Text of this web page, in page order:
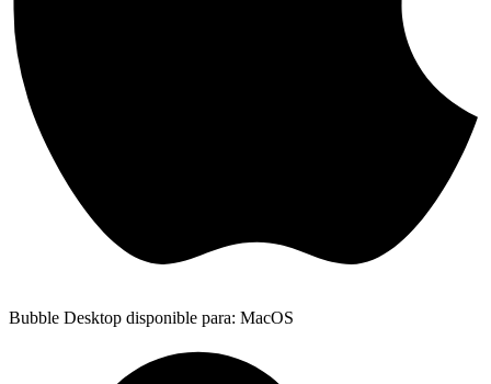
Bubble Desktop disponible para: MacOS